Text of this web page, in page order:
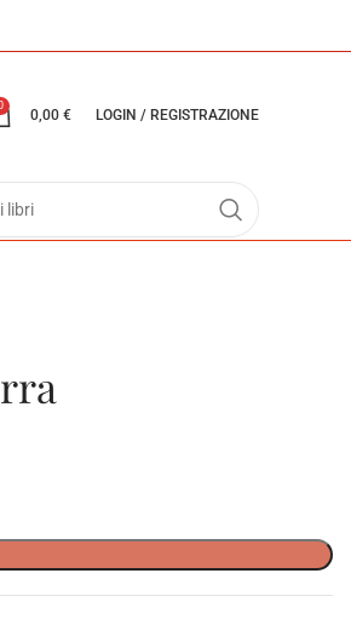
0,00 € LOGIN / REGISTRAZIONE